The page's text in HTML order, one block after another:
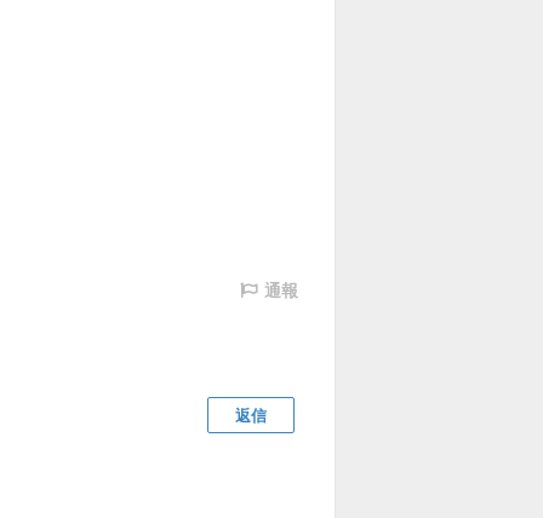
通報
返信